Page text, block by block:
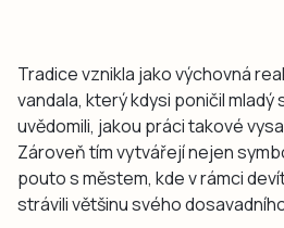
Tradice vznikla jako výchovná
vandala, který kdysi poničil mladý
uvědomili, jakou práci takové
Zároveň tím vytvářejí nejen
pouto s městem, kde v rámci
strávili většinu svého